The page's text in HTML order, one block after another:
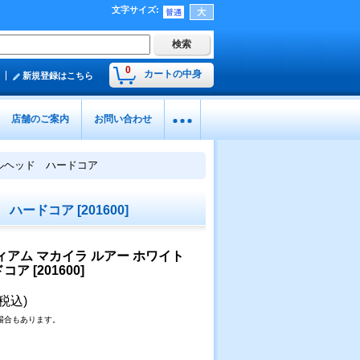
文字サイズ:
0 カートの中身
新規登録はこちら
店舗のご案内 お問い合わせ
ヘッド ハードコア
ハードコア [201600]
アム マカイラ ルアー ホワイト
ア [201600]
込)
もあります。